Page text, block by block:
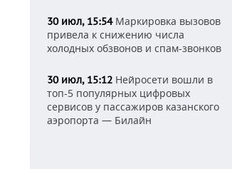
30 июл, 15:54Маркировка вызовов
привела к снижению числа
холодных обзвонов и спам-звонков
30 июл, 15:12 Нейросети вошли в
топ-5 популярных цифровых
сервисов у пассажиров казанского
аэропорта — Билайн